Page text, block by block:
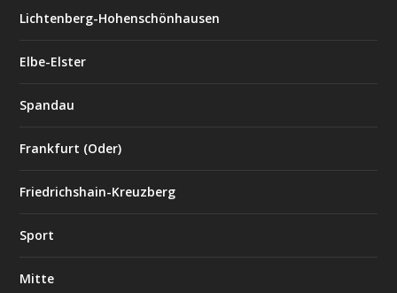
Lichtenberg-Hohenschönhausen
Elbe-Elster
Spandau
Frankfurt (Oder)
Friedrichshain-Kreuzberg
Sport
Mitte